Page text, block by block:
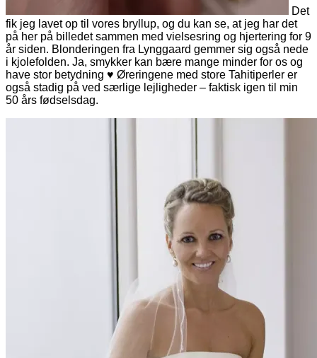
Det
fik jeg lavet op til vores bryllup, og du kan se, at jeg har det
på her på billedet sammen med vielsesring og hjertering for 9
år siden. Blonderingen fra Lynggaard gemmer sig også nede
i kjolefolden. Ja, smykker kan bære mange minder for os og
have stor betydning ♥ Øreringene med store Tahitiperler er
også stadig på ved særlige lejligheder – faktisk igen til min
50 års fødselsdag.